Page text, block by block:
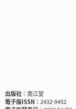
出版社
南江堂
電子版ISSN
2432-9452